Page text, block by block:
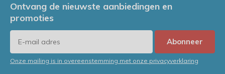
Ontvang de nieuwste aanbiedingen en
promoties
Abonneer
Onze mailing is in overeenstemming met onze privacyverklaring